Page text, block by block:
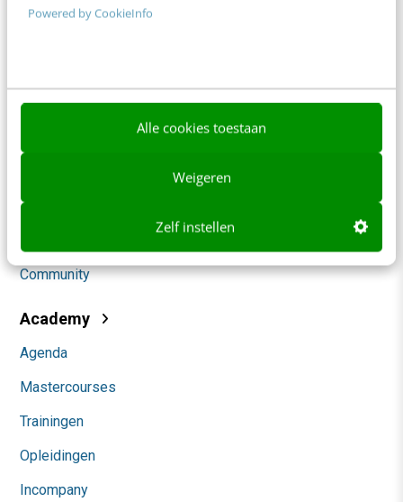
Powered by CookieInfo
Alle cookies toestaan
Weigeren
Zelf instellen
Content & Communicatie
Social
Community
Academy
Agenda
Mastercourses
Trainingen
Opleidingen
Incompany